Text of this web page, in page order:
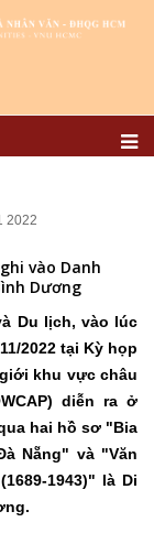
2022
vào Danh
Dương
Du lịch, vào lúc
2022 tại Kỳ họp
khu vực châu
diễn ra ở
hai hồ sơ "Bia
Nẵng" và "Văn
1943)" là Di